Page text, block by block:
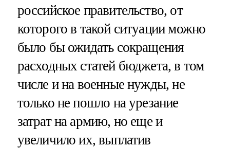
российское правительство, от
которого в такой ситуации можно
было бы ожидать сокращения
расходных статей бюджета, в том
числе и на военные нужды, не
только не пошло на урезание
затрат на армию, но еще и
увеличило их, выплатив